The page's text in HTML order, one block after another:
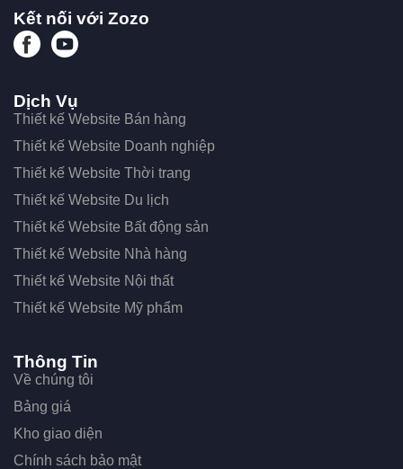
Kết nối với Zozo
Dịch Vụ
Thiết kế Website Bán hàng
Thiết kế Website Doanh nghiệp
Thiết kế Website Thời trang
Thiết kế Website Du lịch
Thiết kế Website Bất động sản
Thiết kế Website Nhà hàng
Thiết kế Website Nội thất
Thiết kế Website Mỹ phẩm
Thông Tin
Về chúng tôi
Bảng giá
Kho giao diện
Chính sách bảo mật